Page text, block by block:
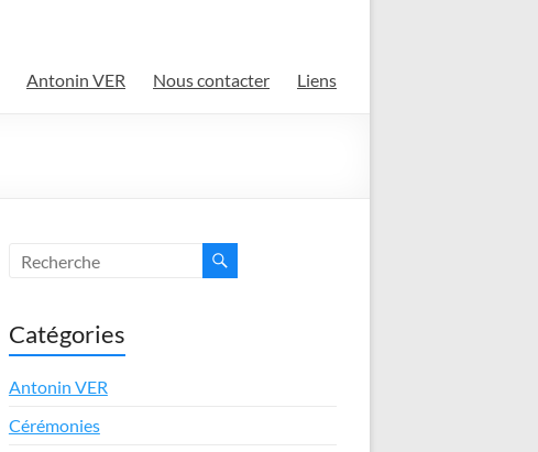
Antonin VER Nous contacter Liens
Catégories
Antonin VER
Cérémonies